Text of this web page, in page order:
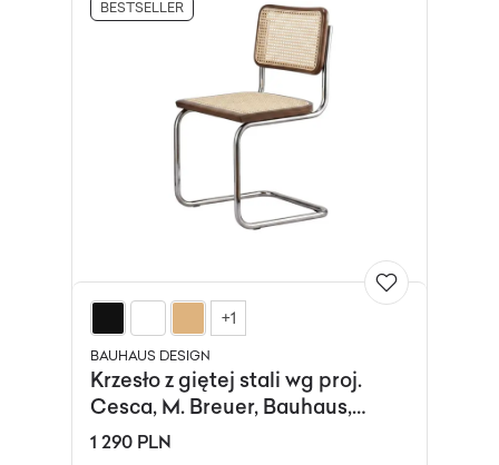
BESTSELLER
+1
BAUHAUS DESIGN
Krzesło z giętej stali wg proj.
Cesca, M. Breuer, Bauhaus,
brązowe
1 290 PLN